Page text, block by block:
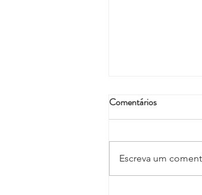
Comentários
Escreva um